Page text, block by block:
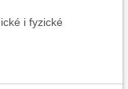
i fyzické